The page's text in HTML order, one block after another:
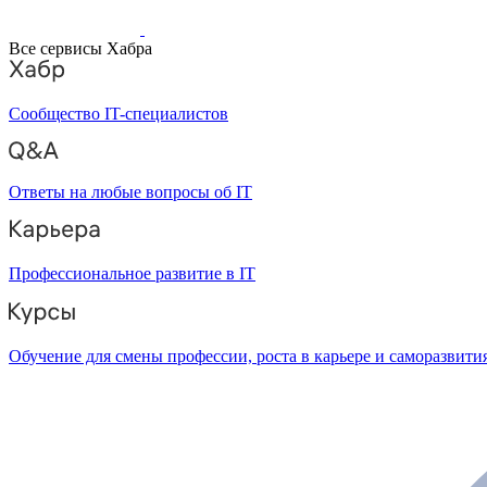
Все сервисы Хабра
Сообщество IT-специалистов
Ответы на любые вопросы об IT
Профессиональное развитие в IT
Обучение для смены профессии, роста в карьере и